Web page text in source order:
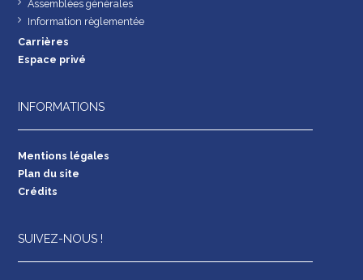
Assemblées générales
Information règlementée
Carrières
Espace privé
INFORMATIONS
Mentions légales
Plan du site
Crédits
SUIVEZ-NOUS !